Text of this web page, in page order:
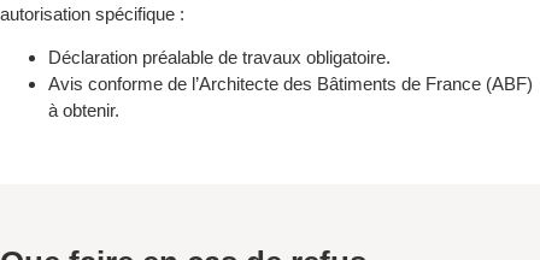
autorisation spécifique :
Déclaration préalable de travaux obligatoire.
Avis conforme de l’Architecte des Bâtiments de France (ABF)
à obtenir.